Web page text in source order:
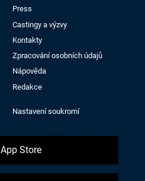
Press
Castingy a výzvy
Kontakty
Zpracování osobních údajů
Nápověda
Redakce
Nastavení soukromí
App Store